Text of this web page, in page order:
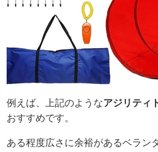
例えば、上記のようなアジリティ
おすすめです。
ある程度広さに余裕があるベラン